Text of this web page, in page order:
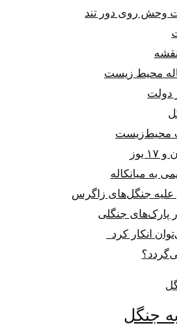
وحش روی دور تند
محیط‌ زیست
دولت
محیط‌‌زیست
یوز
به میانکاله
علیه جنگل‌های زاگرس
پارک‌های جنگلی
انکار کرد
جنگل